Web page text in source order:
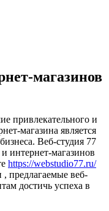
магазинов
привлекательного и
магазина является
Веб-студия 77
интернет-магазинов
https://webstudio77.ru/
предлагаемые веб-
достичь успеха в